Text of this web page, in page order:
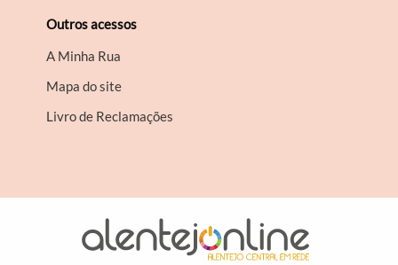
Outros acessos
A Minha Rua
Mapa do site
Livro de Reclamações